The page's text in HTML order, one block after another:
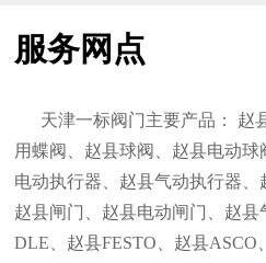
服务网点
天津一标阀门主要产品： 赵
用蝶阀、赵县球阀、赵县电动
电动执行器、赵县气动执行器
赵县闸门、赵县电动闸门、赵
DLE、赵县FESTO、赵县ASCO